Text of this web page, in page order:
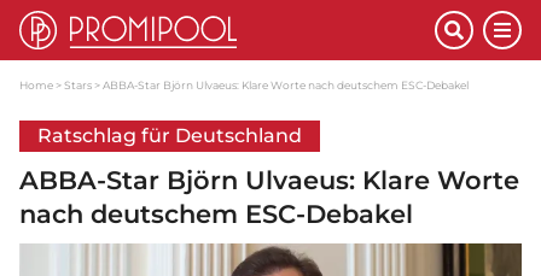
Home Stars ABBA-Star Björn Ulvaeus: Klare Worte nach deutschem ESC-Debakel
Ratschlag für Deutschland
ABBA-Star Björn Ulvaeus: Klare Worte
nach deutschem ESC-Debakel